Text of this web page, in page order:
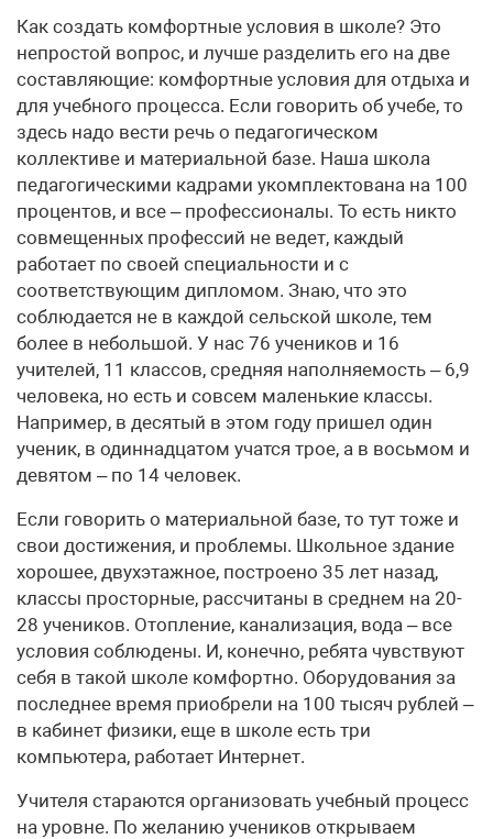
Как создать комфортные условия в школе? Это
непростой вопрос, и лучше разделить его на две
составляющие: комфортные условия для отдыха и
для учебного процесса. Если говорить об учебе, то
здесь надо вести речь о педагогическом
коллективе и материальной базе. Наша школа
педагогическими кадрами укомплектована на 100
процентов, и все – профессионалы. То есть никто
совмещенных профессий не ведет, каждый
работает по своей специальности и с
соответствующим дипломом. Знаю, что это
соблюдается не в каждой сельской школе, тем
более в небольшой. У нас 76 учеников и 16
учителей, 11 классов, средняя наполняемость – 6,9
человека, но есть и совсем маленькие классы.
Например, в десятый в этом году пришел один
ученик, в одиннадцатом учатся трое, а в восьмом и
девятом – по 14 человек.
Если говорить о материальной базе, то тут тоже и
свои достижения, и проблемы. Школьное здание
хорошее, двухэтажное, построено 35 лет назад,
классы просторные, рассчитаны в среднем на 20-
28 учеников. Отопление, канализация, вода – все
условия соблюдены. И, конечно, ребята чувствуют
себя в такой школе комфортно. Оборудования за
последнее время приобрели на 100 тысяч рублей –
в кабинет физики, еще в школе есть три
компьютера, работает Интернет.
Учителя стараются организовать учебный процесс
на уровне. По желанию учеников открываем